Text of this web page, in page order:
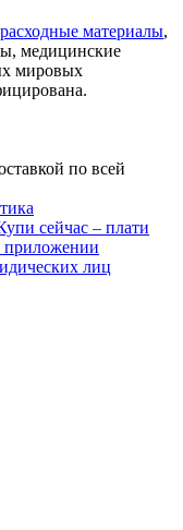
материалы,
медицинские
мировых
по всей
сейчас – плати
приложении
лиц